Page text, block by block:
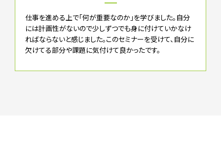
仕事を進める上で「何が重要なのか」を学びました。自分
には計画性がないので少しずつでも身に付けていかなけ
ればならないと感じました。このセミナーを受けて、自分に
欠けてる部分や課題に気付けて良かったです。